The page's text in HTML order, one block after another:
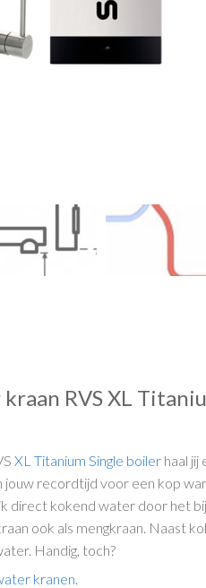
RVS XL
XL Titanium Single boiler haal jij
jouw recordtijd voor een kop
direct kokend water door het
ook als mengkraan. Naast
Handig, toch?
kranen.